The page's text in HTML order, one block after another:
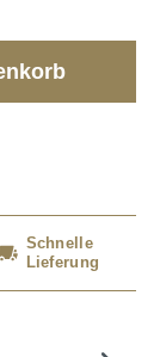
Schnelle
Lieferung